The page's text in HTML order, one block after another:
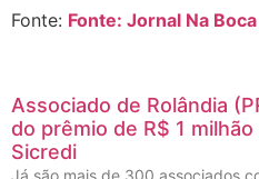
Fonte: Fonte: Jornal Na
Associado de Rolândia
do prêmio de R$ 1
Sicredi
Já são mais de 300 associados